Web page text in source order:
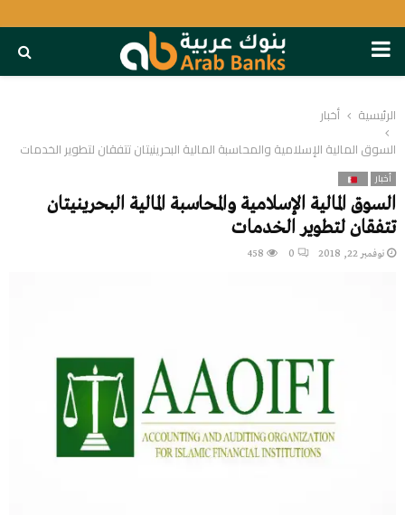
PRIMARY
MENU
الرئيسية
أخبار
السوق المالية الإسلامية والمحاسبة المالية البحرينيتان تتفقان لتطوير الخدمات
أخبار
السوق المالية الإسلامية والمحاسبة المالية البحرينيتان
تتفقان لتطوير الخدمات
نوفمبر 22, 2018 0
458